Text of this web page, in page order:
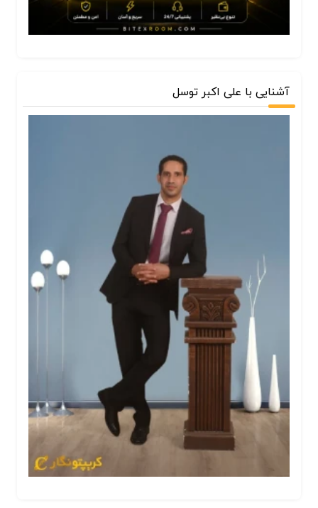
آشنایی با علی اکبر توسل